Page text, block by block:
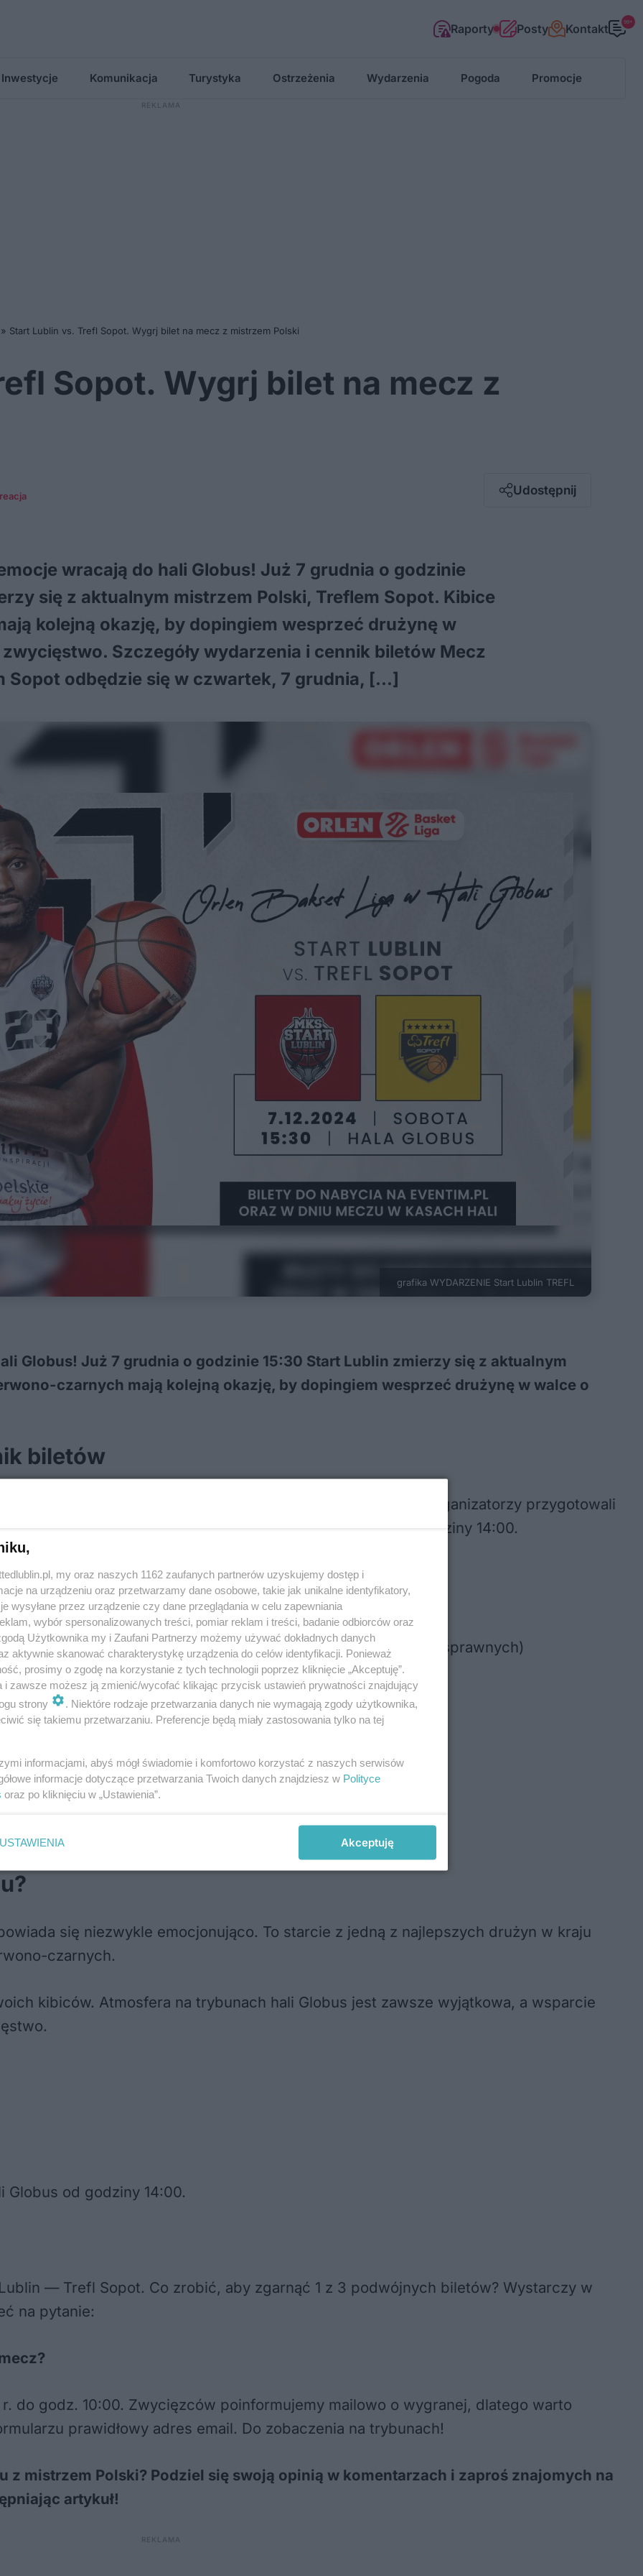
Raporty Posty Kontakt 99+
Inwestycje Komunikacja Turystyka Ostrzeżenia Wydarzenia Pogoda Promocje
» Start Lublin vs. Trefl Sopot. Wygrj bilet na mecz z mistrzem Polski
Sopot. Wygrj bilet na mecz z
Udostępnij
Messenger
wracają do hali Globus! Już 7 grudnia o godzinie
się z aktualnym mistrzem Polski, Treflem Sopot. Kibice
kolejną okazję, by dopingiem wesprzeć drużynę w
Szczegóły wydarzenia i cennik biletów Mecz
Sopot odbędzie się w czwartek, 7 grudnia, […]
grafika WYDARZENIE Start Lublin TREFL
Globus! Już 7 grudnia o godzinie 15:30 Start Lublin zmierzy się z aktualnym
czarnych mają kolejną okazję, by dopingiem wesprzeć drużynę w walce o
biletów
się w czwartek, 7 grudnia, o godzinie 15:30 w hali Globus. Organizatorzy przygotowali
na stronie eventim.pl lub w kasach hali w dniu meczu od godziny 14:00.
do 26 roku życia, emerytów, rencistów i osób niepełnosprawnych)
stacjonarnie)
open barem i cateringiem)
kontakcie telefonicznym lub mailowym)
miejsca siedzącego).
się niezwykle emocjonująco. To starcie z jedną z najlepszych drużyn w kraju
czarnych.
kibiców. Atmosfera na trybunach hali Globus jest zawsze wyjątkowa, a wsparcie
Globus od godziny 14:00.
— Trefl Sopot. Co zrobić, aby zgarnąć 1 z 3 podwójnych biletów? Wystarczy w
na pytanie:
do godz. 10:00. Zwycięzców poinformujemy mailowo o wygranej, dlatego warto
prawidłowy adres email. Do zobaczenia na trybunach!
z mistrzem Polski? Podziel się swoją opinią w komentarzach i zaproś znajomych na
artykuł!
my oraz naszych 1162 zaufanych partnerów uzyskujemy dostęp i
na urządzeniu oraz przetwarzamy dane osobowe, takie jak unikalne identyfikatory,
wysyłane przez urządzenie czy dane przeglądania w celu zapewniania
wybór spersonalizowanych treści, pomiar reklam i treści, badanie odbiorców oraz
Użytkownika my i Zaufani Partnerzy możemy używać dokładnych danych
aktywnie skanować charakterystykę urządzenia do celów identyfikacji. Ponieważ
prosimy o zgodę na korzystanie z tych technologii poprzez kliknięcie „Akceptuję”.
i zawsze możesz ją zmienić/wycofać klikając przycisk ustawień prywatności znajdujący
strony
. Niektóre rodzaje przetwarzania danych nie wymagają zgody użytkownika,
się takiemu przetwarzaniu. Preferencje będą miały zastosowania tylko na tej
informacjami, abyś mógł świadomie i komfortowo korzystać z naszych serwisów
informacje dotyczące przetwarzania Twoich danych znajdziesz w Polityce
oraz po kliknięciu w „Ustawienia”.
USTAWIENIA Akceptuję